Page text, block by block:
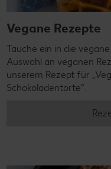
Vegane Rezepte
Tauche ein in die
Auswahl an veganen
unserem Rezept für
Schokoladentorte“.